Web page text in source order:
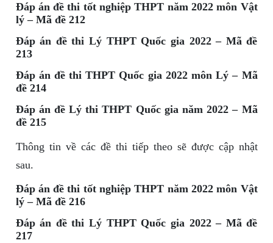
Đáp án đề thi tốt nghiệp THPT năm 2022 môn Vật
lý – Mã đề 212
Đáp án đề thi Lý THPT Quốc gia 2022 – Mã đề
213
Đáp án đề thi THPT Quốc gia 2022 môn Lý – Mã
đề 214
Đáp án đề Lý thi THPT Quốc gia năm 2022 – Mã
đề 215
Thông tin về các đề thi tiếp theo sẽ được cập nhật
sau.
Đáp án đề thi tốt nghiệp THPT năm 2022 môn Vật
lý – Mã đề 216
Đáp án đề thi Lý THPT Quốc gia 2022 – Mã đề
217